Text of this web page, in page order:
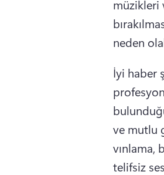
müzikleri
neden
İyi haber
ve mutlu
vınlama,
telifsiz